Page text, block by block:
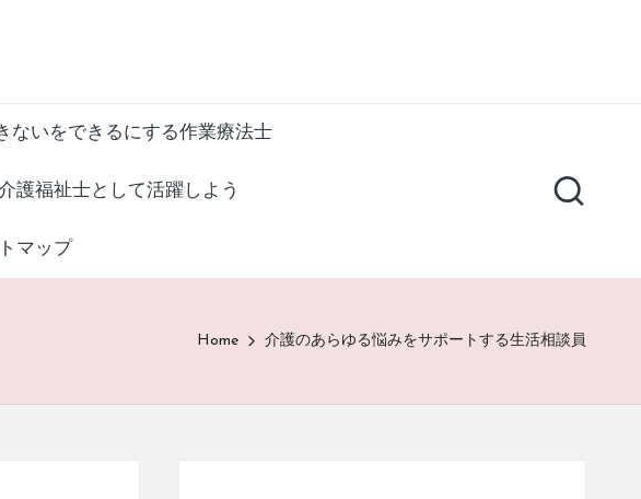
ないをできるにする作業療法士
護福祉士として活躍しよう
マップ
Home 介護のあらゆる悩みをサポートする生活相談員